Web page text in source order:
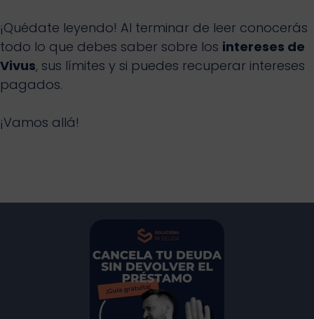
¡Quédate leyendo! Al terminar de leer conocerás
todo lo que debes saber sobre los intereses de
Vivus, sus límites y si puedes recuperar intereses
pagados.
¡Vamos allá!